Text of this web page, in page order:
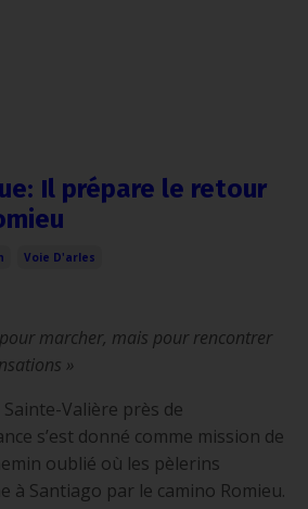
Il prépare le retour
Voie D'arles
marcher, mais pour rencontrer
»
Valière près de
s’est donné comme mission de
oublié où les pèlerins
à Santiago par le camino Romieu.